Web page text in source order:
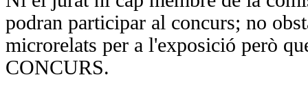
podran participar al concurs; no
microrelats per a l'exposició però
CONCURS.